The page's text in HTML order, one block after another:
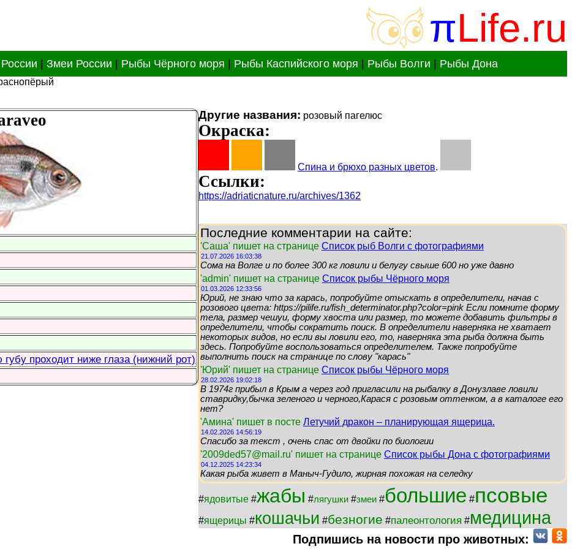
πLife.ru
Змеи России Рыбы Чёрного моря Рыбы Каспийского моря Рыбы Волги Рыбы Дона
Другие названия: розовый пагелюс
проходит ниже глаза (нижний рот)
Окраска:
Спина и брюхо разных цветов.
Ссылки:
https://adriaticnature.ru/archives/1362
Последние комментарии на сайте:
'Саша' пишет на странице Список рыб Волги с фотографиями
21.07.2026 16:03:38
Сома на Волге и по более 300 кг ловили и белугу свыше 600 но уже давно
'admin' пишет на странице Список рыбы Чёрного моря
01.03.2026 12:33:56
Юрий, не знаю что за карась, попробуйте отыскать в определители, начав с
розового цвета: https://pilife.ru/fish_determinator.php?color=pink Если помните форму
тела, размер чешуи, форму хвоста или размер, то можете добавить фильтры в
определители, чтобы сократить поиск. В определители наверняка не хватает
некоторых видов, но если вы ловили его, то, наверняка эта рыба должна быть
здесь. Попробуйте воспользоваться определителем. Также попробуйте
выполнить поиск на странице по слову "карась"
'Юрий' пишет на странице Список рыбы Чёрного моря
28.02.2026 19:02:18
В 1974г прибыл в Крым а через год пригласили на рыбалку в Донузлаве ловили
ставридку,бычка зеленого и черного,Карася с розовым оттенком, а в каталоге его
нет?
'Амина' пишет в посте Летучий дракон – планирующая ящерица.
14.02.2026 14:56:19
Спасибо за текст , очень спас от двойки по биологии
'2009ded57@mail.ru' пишет на странице Список рыбы Дона с фотографиями
04.12.2025 14:23:34
Какая рыба живет в Маныч-Гудило, жирная похожая на селедку
#ядовитые #жабы #лягушки #змеи #большие #псовые
#ящерицы #кошачьи #безногие #палеонтология #медицина
Подпишись на новости про животных: